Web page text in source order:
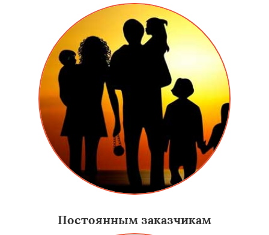
Постоянным заказчикам